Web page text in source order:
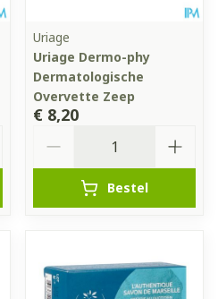
Uriage
Uriage Dermo-phy
Dermatologische
Overvette Zeep
€ 8,20
Bestel